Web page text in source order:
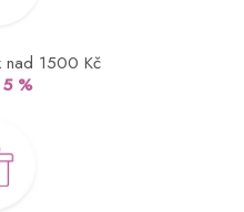
nad 1500 Kč
%